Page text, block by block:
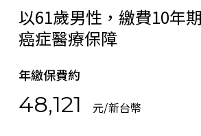
以61歲男性，繳費10年
癌症醫療保障
年繳保費約
48,121 元/新台幣